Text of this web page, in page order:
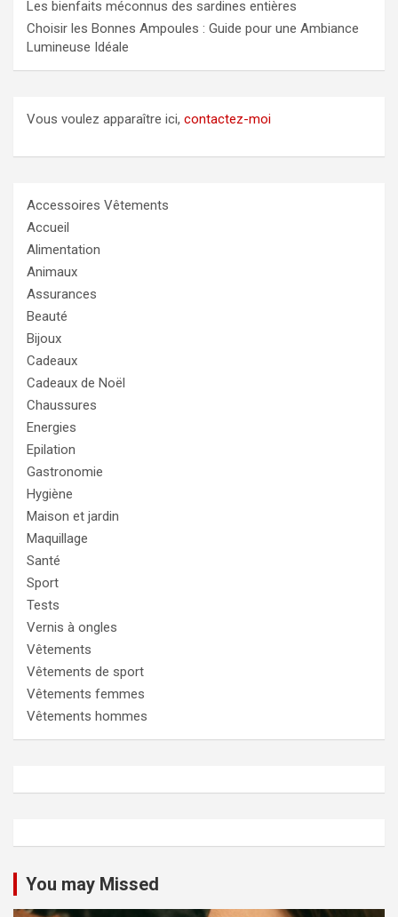
Les bienfaits méconnus des sardines entières
Choisir les Bonnes Ampoules : Guide pour une Ambiance
Lumineuse Idéale
Vous voulez apparaître ici, contactez-moi
Accessoires Vêtements
Accueil
Alimentation
Animaux
Assurances
Beauté
Bijoux
Cadeaux
Cadeaux de Noël
Chaussures
Energies
Epilation
Gastronomie
Hygiène
Maison et jardin
Maquillage
Santé
Sport
Tests
Vernis à ongles
Vêtements
Vêtements de sport
Vêtements femmes
Vêtements hommes
You may Missed